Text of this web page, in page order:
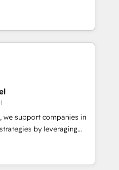
methodologies:
they form a powerful
success for over 800
driven marketing,
🔹 BOOMS:
With BOOMS,
buyers, accelerating your
as an undisputed
methodology designed to
and optimize your
we support companies in
by leveraging
their marketing and
growth. Our offer spans
We specialize in CRM